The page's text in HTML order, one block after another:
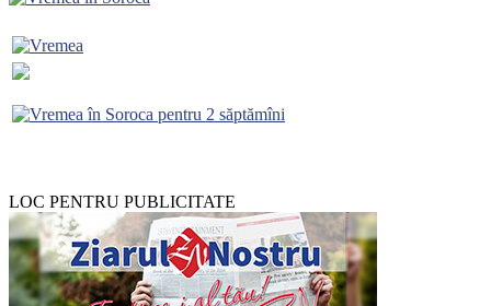
LOC PENTRU PUBLICITATE